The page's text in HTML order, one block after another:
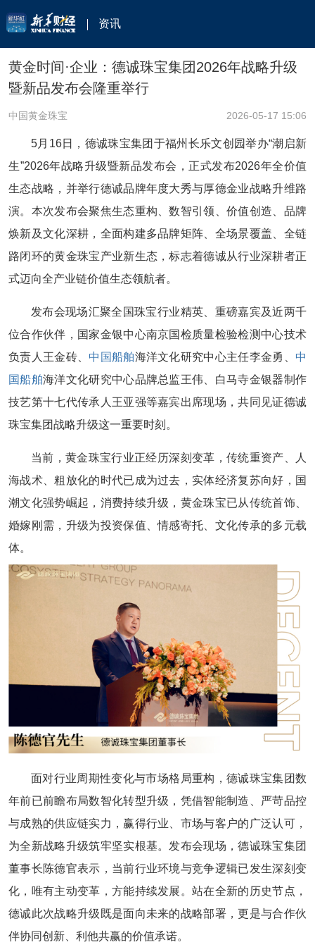
资讯
黄金时间·企业：德诚珠宝集团2026年战略升级
暨新品发布会隆重举行
中国黄金珠宝 2026-05-17 15:06
5月16日，德诚珠宝集团于福州长乐文创园举办“潮启新
生”2026年战略升级暨新品发布会，正式发布2026年全价值
生态战略，并举行德诚品牌年度大秀与厚德金业战略升维路
演。本次发布会聚焦生态重构、数智引领、价值创造、品牌
焕新及文化深耕，全面构建多品牌矩阵、全场景覆盖、全链
路闭环的黄金珠宝产业新生态，标志着德诚从行业深耕者正
式迈向全产业链价值生态领航者。
发布会现场汇聚全国珠宝行业精英、重磅嘉宾及近两千
位合作伙伴，国家金银中心南京国检质量检验检测中心技术
负责人王金砖、 中国船舶海洋文化研究中心主任李金勇、 中
国船舶海洋文化研究中心品牌总监王伟、白马寺金银器制作
技艺第十七代传承人王亚强等嘉宾出席现场，共同见证德诚
珠宝集团战略升级这一重要时刻。
当前，黄金珠宝行业正经历深刻变革，传统重资产、人
海战术、粗放化的时代已成为过去，实体经济复苏向好，国
潮文化强势崛起，消费持续升级，黄金珠宝已从传统首饰、
婚嫁刚需，升级为投资保值、情感寄托、文化传承的多元载
体。
面对行业周期性变化与市场格局重构，德诚珠宝集团数
年前已前瞻布局数智化转型升级，凭借智能制造、严苛品控
与成熟的供应链实力，赢得行业、市场与客户的广泛认可，
为全新战略升级筑牢坚实根基。发布会现场，德诚珠宝集团
董事长陈德官表示，当前行业环境与竞争逻辑已发生深刻变
化，唯有主动变革，方能持续发展。站在全新的历史节点，
德诚此次战略升级既是面向未来的战略部署，更是与合作伙
伴协同创新、利他共赢的价值承诺。